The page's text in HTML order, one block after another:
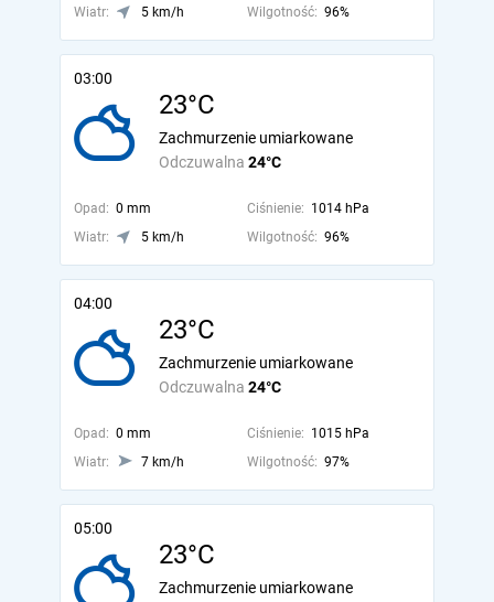
Wiatr:
5 km/h Wilgotność: 96%
03:00
23°C
Odczuwalna 24°C
Zachmurzenie umiarkowane
Opad: 0 mm Ciśnienie: 1014 hPa
Wiatr:
5 km/h Wilgotność: 96%
04:00
23°C
Odczuwalna 24°C
Zachmurzenie umiarkowane
Opad: 0 mm Ciśnienie: 1015 hPa
Wiatr:
7 km/h Wilgotność: 97%
05:00
23°C
Zachmurzenie umiarkowane